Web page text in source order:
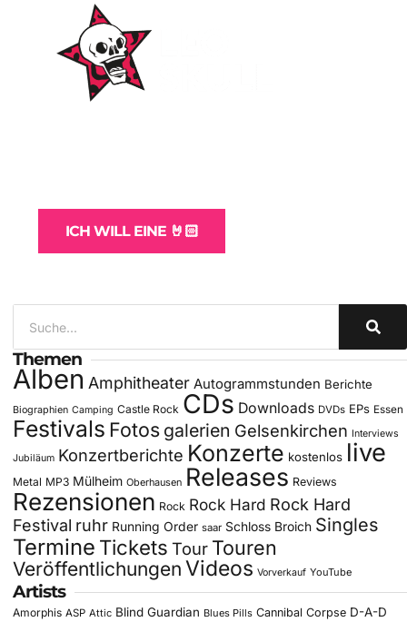
ICH WILL EINE 🤘🏻
Themen
Alben Amphitheater Autogrammstunden Berichte
Biographien Camping Castle Rock CDs Downloads DVDs EPs Essen
Festivals Fotos galerien Gelsenkirchen Interviews
Jubiläum Konzertberichte Konzerte kostenlos live
Metal MP3 Mülheim Oberhausen Releases Reviews
Rezensionen Rock Rock Hard Rock Hard
Festival ruhr Running Order saar Schloss Broich Singles
Termine Tickets Tour Touren
Veröffentlichungen Videos Vorverkauf YouTube
Artists
Amorphis ASP Attic Blind Guardian Blues Pills Cannibal Corpse D-A-D